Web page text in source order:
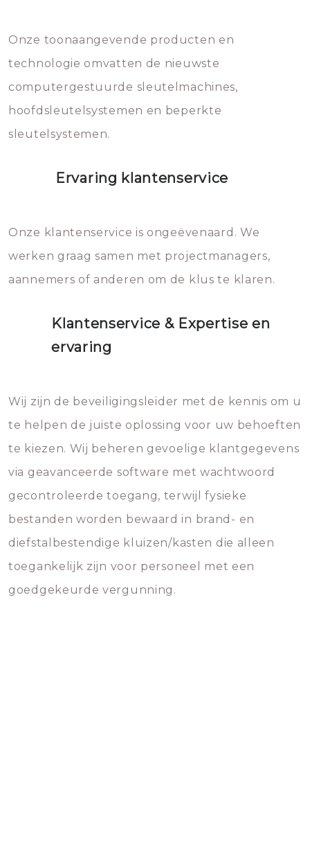
mee, die u gemakkelijk kunt
vermijden.
Onze toonaangevende producten en
technologie omvatten de nieuwste
computergestuurde sleutelmachines,
hoofdsleutelsystemen en beperkte
sleutelsystemen.
Ervaring klantenservice
Onze klantenservice is ongeëvenaard. We
werken graag samen met projectmanagers,
aannemers of anderen om de klus te klaren.
Klantenservice & Expertise en
ervaring
Wij zijn de beveiligingsleider met de kennis om u
te helpen de juiste oplossing voor uw behoeften
te kiezen. Wij beheren gevoelige klantgegevens
via geavanceerde software met wachtwoord
gecontroleerde toegang, terwijl fysieke
bestanden worden bewaard in brand- en
diefstalbestendige kluizen/kasten die alleen
toegankelijk zijn voor personeel met een
goedgekeurde vergunning.